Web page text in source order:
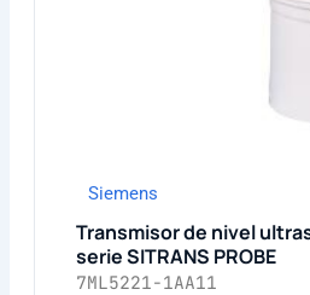
Siemens
Transmisor de nivel
serie SITRANS PROBE
7ML5221-1AA11